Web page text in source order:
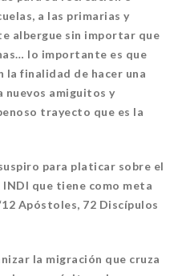
a las primarias y
albergue sin importar que
lo importante es que
la finalidad de hacer una
nuevos amiguitos y
trayecto que es la
para platicar sobre el
que tiene como meta
Apóstoles, 72 Discípulos
la migración que cruza